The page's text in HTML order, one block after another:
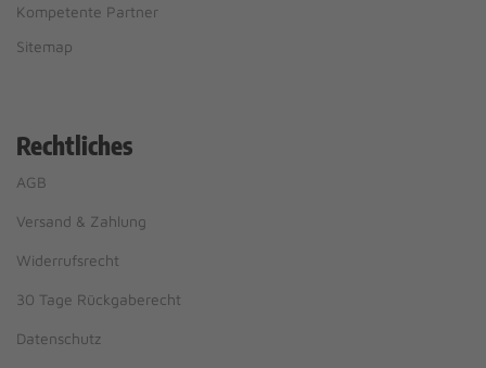
Kompetente Partner
Sitemap
Rechtliches
AGB
Versand & Zahlung
Widerrufsrecht
30 Tage Rückgaberecht
Datenschutz